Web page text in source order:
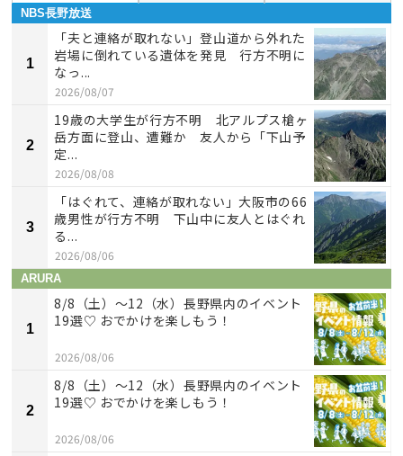
NBS長野放送
1
「夫と連絡が取れない」登山道から外れた
岩場に倒れている遺体を発見 行方不明に
なっ...
2026/08/07
2
19歳の大学生が行方不明 北アルプス槍ヶ
岳方面に登山、遭難か 友人から「下山予
定...
2026/08/08
3
「はぐれて、連絡が取れない」大阪市の66
歳男性が行方不明 下山中に友人とはぐれ
る...
2026/08/06
ARURA
1
8/8（土）〜12（水）長野県内のイベント
19選♡ おでかけを楽しもう！
2026/08/06
2
8/8（土）〜12（水）長野県内のイベント
19選♡ おでかけを楽しもう！
2026/08/06